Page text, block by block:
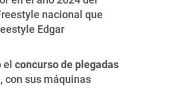
nacional que
Edgar
concurso de plegadas
con sus máquinas